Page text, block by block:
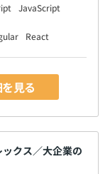
JavaScript
React
見る
クス／大企業の